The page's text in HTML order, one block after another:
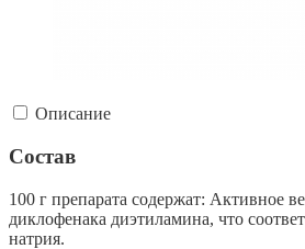
Описание
Состав
100 г препарата содержат: Активное
диклофенака диэтиламина, что
натрия.